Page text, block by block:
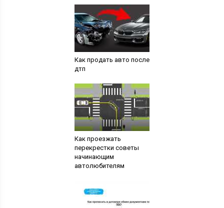
Как продать авто после
дтп
Как проезжать
перекрестки советы
начинающим
автолюбителям